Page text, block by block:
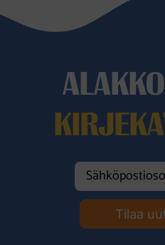
Tilaa